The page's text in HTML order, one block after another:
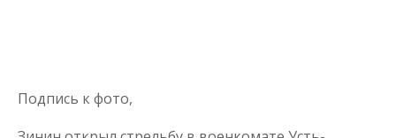
Подпись к фото,